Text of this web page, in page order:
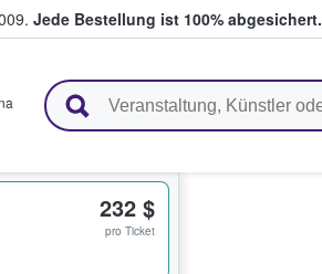
Jede Bestellung ist 100% abgesichert.
232 $
pro Ticket